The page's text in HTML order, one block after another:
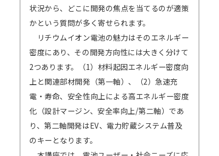
Zoomアプリのインストール、Zoomへの
サインアップをせずブラウザからの参加も可能
です。
→参加方法はこちら
→一部のブラウザは音声が聞こえないなどの不
具合が起きる可能性があります。
対応ブラウザ
をご確認の上、必ず事前のテ
ストミーティング
をお願いします。
（iOSやAndroidOS ご利用の場合は、アプリ
インストールが必須となります）
状況から、どこに開発の焦点を当てるのが適策
かという質問が多く寄せられます。
リチウムイオン電池の魅力はそのエネルギー
密度にあり、その開発方向性には大きく分けて
2つあります。（1）材料起因エネルギー密度向
上と関連部材開発（第一軸）、（2）急速充
電・寿命、安全性向上による高エネルギー密度
化（設計マージン、安全率向上/第二軸）であ
り、第二軸開発はEV、電力貯蔵システム普及
のキーとなります。